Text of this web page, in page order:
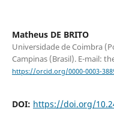
Matheus DE BRITO
Universidade de Coimbra
Campinas (Brasil). E-mail:
https://orcid.org/0000-0003-
DOI: https://doi.org/